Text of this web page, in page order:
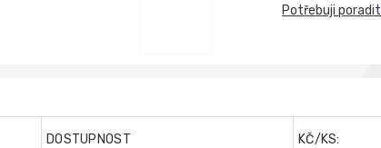
Potřebuji poradit
DOSTUPNOST KČ/KS: